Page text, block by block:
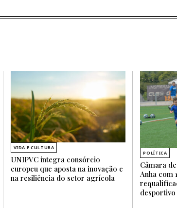
VIDA E CULTURA
UNIPVC integra consórcio
europeu que aposta na inovação e
na resiliência do setor agrícola
POLÍTICA
Câmara
Anha com
desportivo